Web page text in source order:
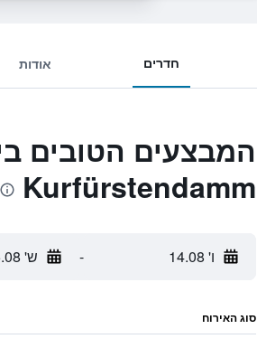
חדרים אודות
Kurfürstendamm
ו' 14.08 - ש' 15.08
סוג האירוח